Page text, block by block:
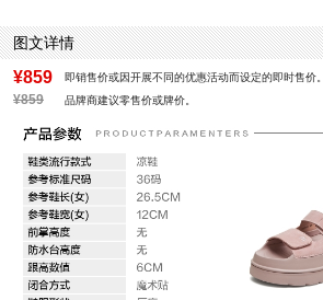
前掌高度：无
图文详情
¥859 即销售价或因开展不同的优惠活动而设定的即时售价。
¥859 品牌商建议零售价或牌价。